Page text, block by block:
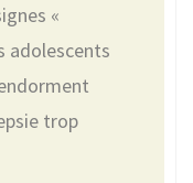
«
adolescents
trop